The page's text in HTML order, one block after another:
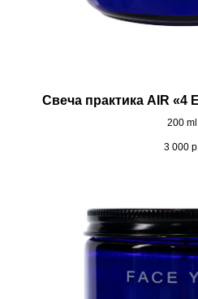
Свеча практика AIR «4
200 ml
3 000